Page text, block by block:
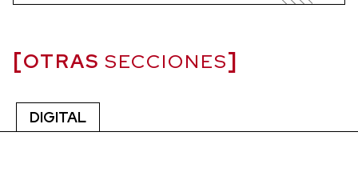
OTRAS SECCIONES
DIGITAL